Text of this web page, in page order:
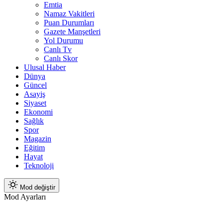
Emtia
Namaz Vakitleri
Puan Durumları
Gazete Manşetleri
Yol Durumu
Canlı Tv
Canlı Skor
Ulusal Haber
Dünya
Güncel
Asayiş
Siyaset
Ekonomi
Sağlık
Spor
Magazin
Eğitim
Hayat
Teknoloji
Mod değiştir
Mod Ayarları